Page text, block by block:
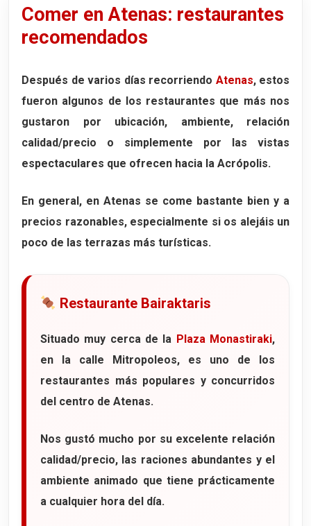
Comer en Atenas: restaurantes
recomendados
Después de varios días recorriendo Atenas, estos
fueron algunos de los restaurantes que más nos
gustaron por ubicación, ambiente, relación
calidad/precio o simplemente por las vistas
espectaculares que ofrecen hacia la Acrópolis.
En general, en Atenas se come bastante bien y a
precios razonables, especialmente si os alejáis un
poco de las terrazas más turísticas.
Restaurante Bairaktaris
Situado muy cerca de la Plaza Monastiraki,
en la calle
Mitropoleos, es uno de los
restaurantes más populares y concurridos
del centro de Atenas.
Nos gustó mucho por su excelente relación
calidad/precio, las raciones abundantes y el
ambiente animado que tiene prácticamente
a cualquier hora del día.